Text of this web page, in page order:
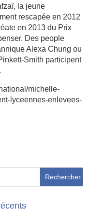
la jeune
rescapée en 2012
en 2013 du Prix
Des people
Alexa Chung ou
Smith participent
michelle-
lyceennes-enlevees-